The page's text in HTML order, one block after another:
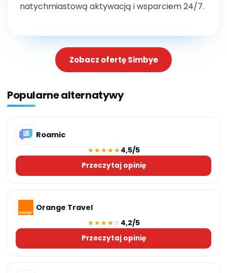
natychmiastową aktywacją i wsparciem 24/7.
Zobacz ofertę Simbye
Popularne alternatywy
Roamic
★★★★★4,5/5
Przeczytaj opinię
Orange Travel
★★★★☆4,2/5
Przeczytaj opinię